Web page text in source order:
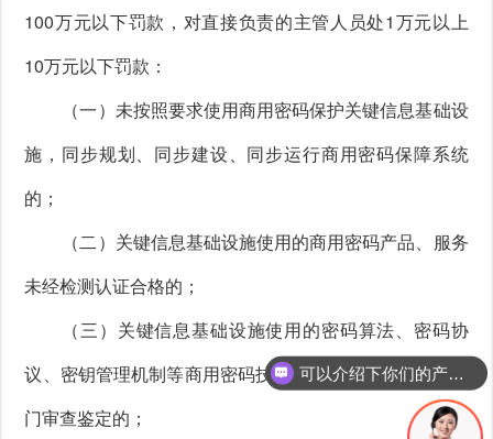
100万元以下罚款，对直接负责的主管人员处1万元以上
10万元以下罚款：
（一）未按照要求使用商用密码保护关键信息基础设
施，同步规划、同步建设、同步运行商用密码保障系统
的；
（二）关键信息基础设施使用的商用密码产品、服务
未经检测认证合格的；
（三）关键信息基础设施使用的密码算法、密码协
议、密钥管理机制等商用密码技术未通过国家密码管理部
门审查鉴定的；
可以介绍下你们的产品么
你们是怎么收费的呢